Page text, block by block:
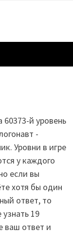
60373-й уровень
-
Уровни в игре
у каждого
если вы
хотя бы один
ответ, то
19
ваш ответ и